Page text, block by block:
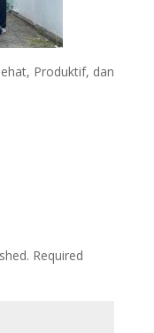
Produktif, dan
Required